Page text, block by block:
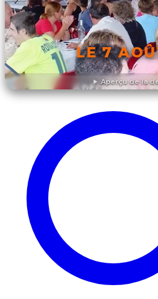
Aperçu de la
LE 7
DÉCOUVRIR